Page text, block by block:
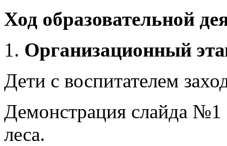
Ход образовательной
Организационный
Дети с воспитателем
Демонстрация слайда №1
леса.